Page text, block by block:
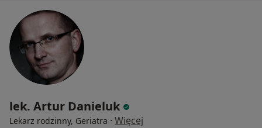
lek. Artur Danieluk
Lekarz rodzinny, Geriatra · Więcej